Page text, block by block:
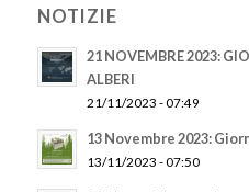
NOTIZIE
21 NOVEMBRE 2023:
ALBERI
21/11/2023 - 07:49
13 Novembre 2023:
13/11/2023 - 07:50